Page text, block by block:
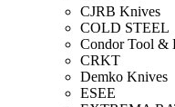
CJRB Knives
COLD STEEL
Condor Tool &
CRKT
Demko Knives
ESEE